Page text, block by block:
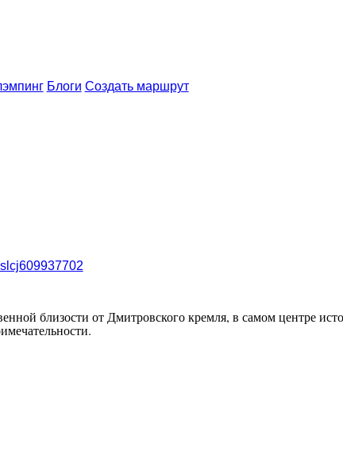
Блоги Создать маршрут
близости от Дмитровского кремля, в самом центре